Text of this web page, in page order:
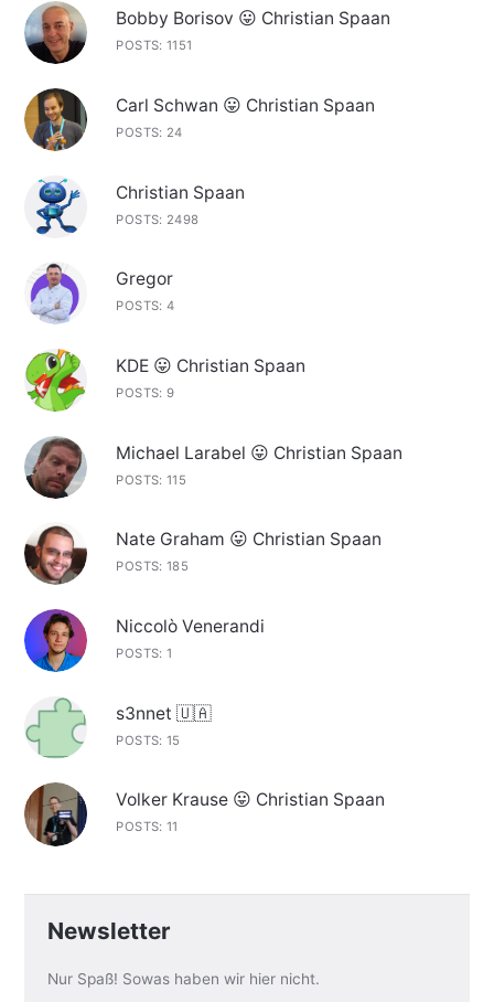
Bobby Borisov 😛 Christian Spaan
POSTS: 1151
Carl Schwan 😛 Christian Spaan
POSTS: 24
Christian Spaan
POSTS: 2498
Gregor
POSTS: 4
KDE 😛 Christian Spaan
POSTS: 9
Michael Larabel 😛 Christian Spaan
POSTS: 115
Nate Graham 😛 Christian Spaan
POSTS: 185
Niccolò Venerandi
POSTS: 1
s3nnet 🇺🇦
POSTS: 15
Volker Krause 😛 Christian Spaan
POSTS: 11
Newsletter
Nur Spaß! Sowas haben wir hier nicht.